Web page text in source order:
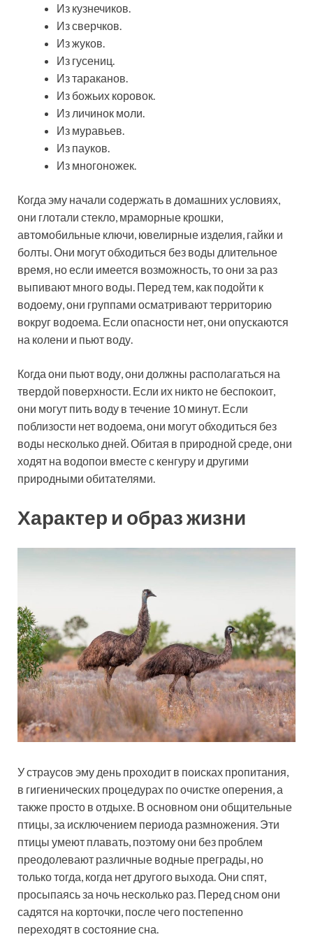
Из кузнечиков.
Из сверчков.
Из жуков.
Из гусениц.
Из тараканов.
Из божьих коровок.
Из личинок моли.
Из муравьев.
Из пауков.
Из многоножек.
Когда эму начали содержать в домашних условиях,
они глотали стекло, мраморные крошки,
автомобильные ключи, ювелирные изделия, гайки и
болты. Они могут обходиться без воды длительное
время, но если имеется возможность, то они за раз
выпивают много воды. Перед тем, как подойти к
водоему, они группами осматривают территорию
вокруг водоема. Если опасности нет, они опускаются
на колени и пьют воду.
Когда они пьют воду, они должны располагаться на
твердой поверхности. Если их никто не беспокоит,
они могут пить воду в течение 10 минут. Если
поблизости нет водоема, они могут обходиться без
воды несколько дней. Обитая в природной среде, они
ходят на водопои вместе с кенгуру и другими
природными обитателями.
Характер и образ жизни
У страусов эму день проходит в поисках пропитания,
в гигиенических процедурах по очистке оперения, а
также просто в отдыхе. В основном они общительные
птицы, за исключением периода размножения. Эти
птицы умеют плавать, поэтому они без проблем
преодолевают различные водные преграды, но
только тогда, когда нет другого выхода. Они спят,
просыпаясь за ночь несколько раз. Перед сном они
садятся на корточки, после чего постепенно
переходят в состояние сна.